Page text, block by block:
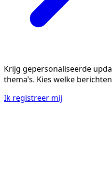
Krijg gepersonaliseerde
thema’s. Kies welke
Ik registreer mij